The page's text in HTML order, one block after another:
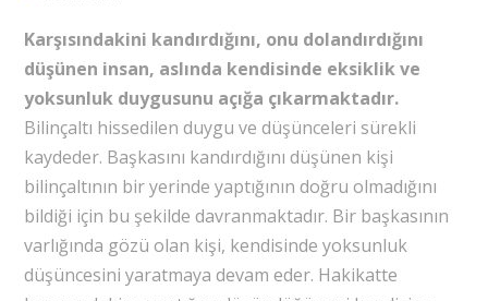
Karşısındakini kandırdığını, onu dolandırdığını
düşünen insan, aslında kendisinde eksiklik ve
yoksunluk duygusunu açığa çıkarmaktadır.
Bilinçaltı hissedilen duygu ve düşünceleri sürekli
kaydeder. Başkasını kandırdığını düşünen kişi
bilinçaltının bir yerinde yaptığının doğru olmadığını
bildiği için bu şekilde davranmaktadır. Bir başkasının
varlığında gözü olan kişi, kendisinde yoksunluk
düşüncesini yaratmaya devam eder. Hakikatte